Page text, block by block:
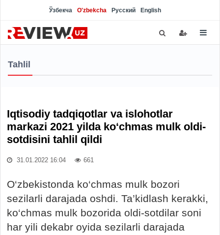
Ўзбекча O'zbekcha Русский English
Tahlil
Iqtisodiy tadqiqotlar va islohotlar
markazi 2021 yilda ko‘chmas mulk oldi-
sotdisini tahlil qildi
31.01.2022 16:04 661
O‘zbekistonda ko‘chmas mulk bozori
sezilarli darajada oshdi. Ta’kidlash kerakki,
ko‘chmas mulk bozorida oldi-sotdilar soni
har yili dekabr oyida sezilarli darajada